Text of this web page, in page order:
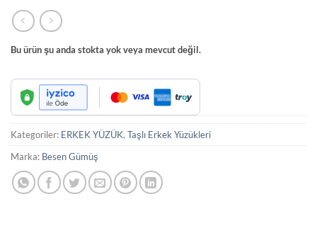
Bu ürün şu anda stokta yok veya mevcut değil.
Kategoriler: ERKEK YÜZÜK, Taşlı Erkek Yüzükleri
Marka: Besen Gümüş